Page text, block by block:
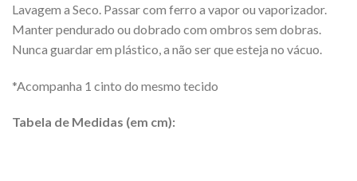
Lavagem a Seco. Passar com ferro a vapor ou vaporizador.
Manter pendurado ou dobrado com ombros sem dobras.
Nunca guardar em plástico, a não ser que esteja no vácuo.
*Acompanha 1 cinto do mesmo tecido
Tabela de Medidas (em cm):